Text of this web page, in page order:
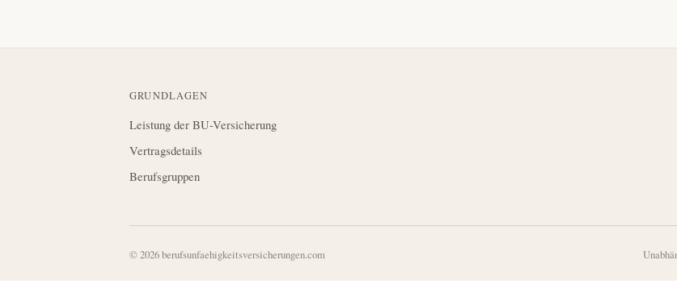
GRUNDLAGEN
Leistung der BU-Versicherung
Vertragsdetails
Berufsgruppen
© 2026 berufsunfaehigkeitsversicherungen.com